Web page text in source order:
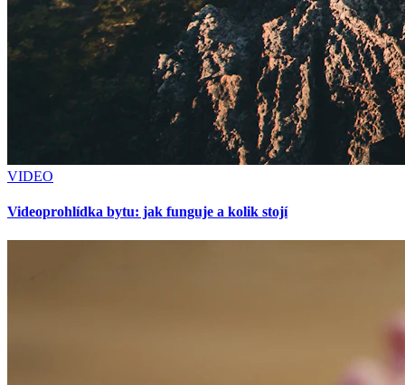
VIDEO
Videoprohlídka bytu: jak funguje a kolik stojí